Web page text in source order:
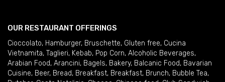
OUR RESTAURANT OFFERINGS
Cioccolato, Hamburger, Bruschette, Gluten free, Cucina
Vietnamita, Taglieri, Kebab, Pop Corn, Alcoholic Beverages,
Arabian Food, Arancini, Bagels, Bakery, Balcanic Food, Bavarian
Cuisine, Beer, Bread, Breakfast, Breakfast, Brunch, Bubble Tea,